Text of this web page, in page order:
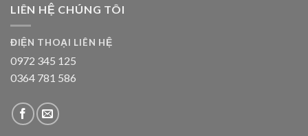
LIÊN HỆ CHÚNG TÔI
ĐIỆN THOẠI LIÊN HỆ
0972 345 125
0364 781 586